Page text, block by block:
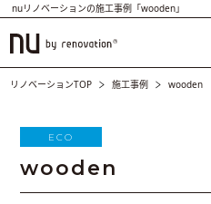
nuリノベーションの施工事例「wooden」
リノベーションTOP 施工事例 wooden
ECO
wooden